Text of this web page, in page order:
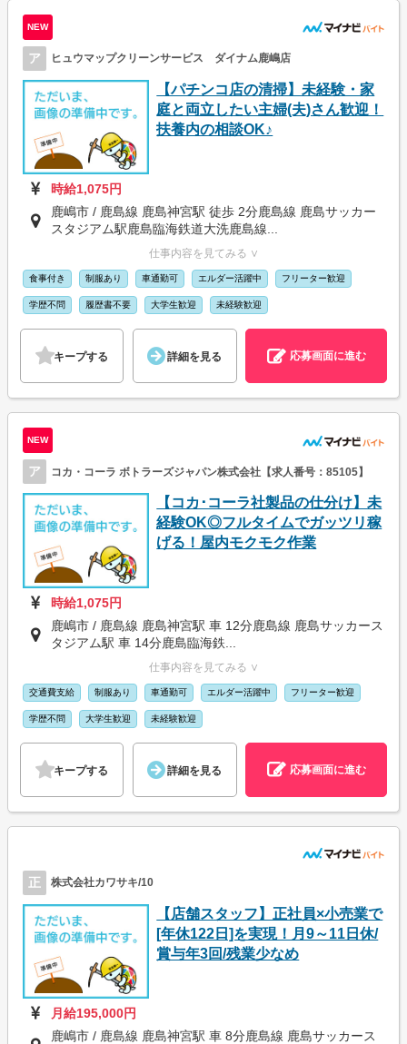
NEW
ア ヒュウマップクリーンサービス ダイナム鹿嶋店
【パチンコ店の清掃】未経験・家
庭と両立したい主婦(夫)さん歓迎！
扶養内の相談OK♪
時給1,075円
鹿嶋市 / 鹿島線 鹿島神宮駅 徒歩 2分鹿島線 鹿島サッカー
スタジアム駅鹿島臨海鉄道大洗鹿島線...
仕事内容を見てみる ∨
食事付き 制服あり 車通勤可 エルダー活躍中 フリーター歓迎
学歴不問 履歴書不要 大学生歓迎 未経験歓迎
キープする 詳細を見る 応募画面に進む
NEW
ア コカ・コーラ ボトラーズジャパン株式会社【求人番号：85105】
【コカ･コーラ社製品の仕分け】未
経験OK◎フルタイムでガッツリ稼
げる！屋内モクモク作業
時給1,075円
鹿嶋市 / 鹿島線 鹿島神宮駅 車 12分鹿島線 鹿島サッカース
タジアム駅 車 14分鹿島臨海鉄...
仕事内容を見てみる ∨
交通費支給 制服あり 車通勤可 エルダー活躍中 フリーター歓迎
学歴不問 大学生歓迎 未経験歓迎
キープする 詳細を見る 応募画面に進む
正 株式会社カワサキ/10
【店舗スタッフ】正社員×小売業で
[年休122日]を実現！月9～11日休/
賞与年3回/残業少なめ
月給195,000円
鹿嶋市 / 鹿島線 鹿島神宮駅 車 8分鹿島線 鹿島サッカース